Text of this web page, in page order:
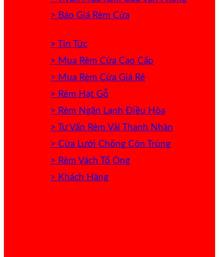
> Báo Giá Rèm Cửa
> Tin Tức
> Mua Rèm Cửa Cao Cấp
> Mua Rèm Cửa Giá Rẻ
> Rèm Hạt Gỗ
> Rèm Ngăn Lạnh Điều Hòa
> Tư Vấn Rèm Vải Thanh Nhàn
> Cửa Lưới Chống Côn Trùng
> Rèm Vách Tổ Ong
> Khách Hàng